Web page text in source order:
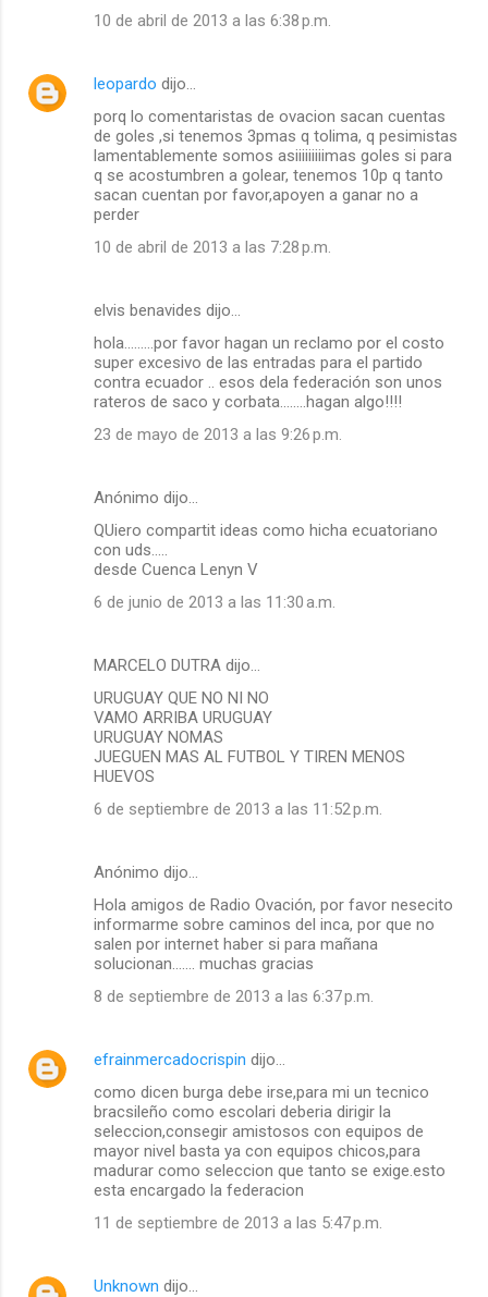
10 de abril de 2013 a las 6:38 p.m.
leopardo dijo…
porq lo comentaristas de ovacion sacan cuentas
de goles ,si tenemos 3pmas q tolima, q pesimistas
lamentablemente somos asiiiiiiiiimas goles si para
q se acostumbren a golear, tenemos 10p q tanto
sacan cuentan por favor,apoyen a ganar no a
perder
10 de abril de 2013 a las 7:28 p.m.
elvis benavides dijo…
hola.........por favor hagan un reclamo por el costo
super excesivo de las entradas para el partido
contra ecuador .. esos dela federación son unos
rateros de saco y corbata........hagan algo!!!!
23 de mayo de 2013 a las 9:26 p.m.
Anónimo dijo…
QUiero compartit ideas como hicha ecuatoriano
con uds.....
desde Cuenca Lenyn V
6 de junio de 2013 a las 11:30 a.m.
MARCELO DUTRA dijo…
URUGUAY QUE NO NI NO
VAMO ARRIBA URUGUAY
URUGUAY NOMAS
JUEGUEN MAS AL FUTBOL Y TIREN MENOS
HUEVOS
6 de septiembre de 2013 a las 11:52 p.m.
Anónimo dijo…
Hola amigos de Radio Ovación, por favor nesecito
informarme sobre caminos del inca, por que no
salen por internet haber si para mañana
solucionan....... muchas gracias
8 de septiembre de 2013 a las 6:37 p.m.
efrainmercadocrispin dijo…
como dicen burga debe irse,para mi un tecnico
bracsileño como escolari deberia dirigir la
seleccion,consegir amistosos con equipos de
mayor nivel basta ya con equipos chicos,para
madurar como seleccion que tanto se exige.esto
esta encargado la federacion
11 de septiembre de 2013 a las 5:47 p.m.
Unknown dijo…